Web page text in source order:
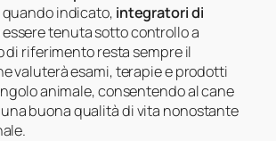
indicato, integratori di
essere tenuta sotto controllo a
di riferimento resta sempre il
valuterà esami, terapie e prodotti
animale, consentendo al cane
buona qualità di vita nonostante